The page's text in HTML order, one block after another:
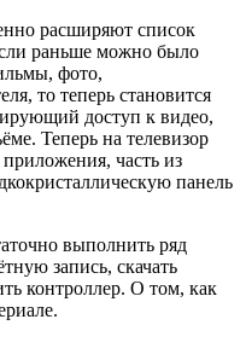
расширяют список
раньше можно было
фото,
то теперь становится
доступ к видео,
Теперь на телевизор
часть из
панель
выполнить ряд
запись, скачать
контроллер. О том, как